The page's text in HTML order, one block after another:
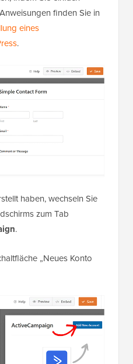
finden Sie in
eines
.
haben, wechseln Sie
zum Tab
.
„Neues Konto